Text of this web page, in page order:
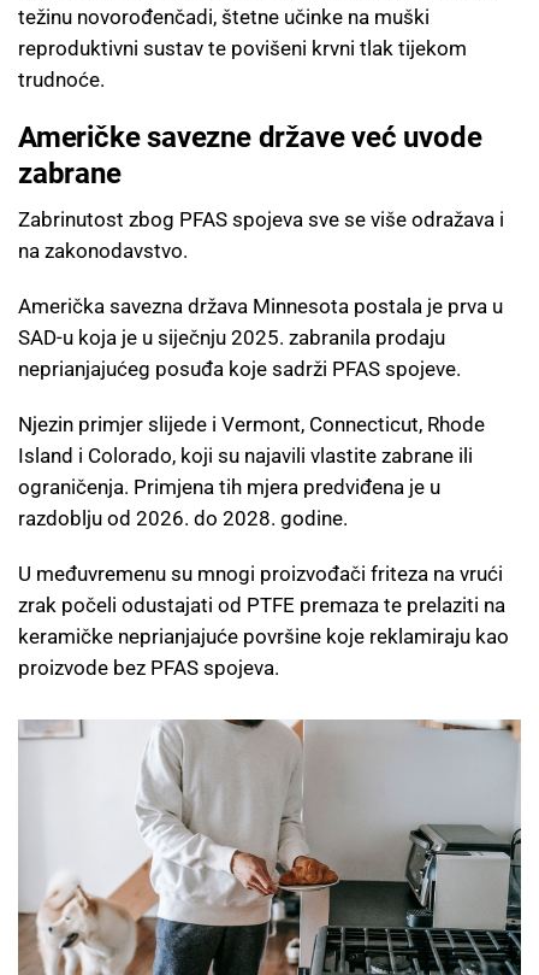
težinu novorođenčadi, štetne učinke na muški
reproduktivni sustav te povišeni krvni tlak tijekom
trudnoće.
Američke savezne države već uvode
zabrane
Zabrinutost zbog PFAS spojeva sve se više odražava i
na zakonodavstvo.
Američka savezna država Minnesota postala je prva u
SAD-u koja je u siječnju 2025. zabranila prodaju
neprianjajućeg posuđa koje sadrži PFAS spojeve.
Njezin primjer slijede i Vermont, Connecticut, Rhode
Island i Colorado, koji su najavili vlastite zabrane ili
ograničenja. Primjena tih mjera predviđena je u
razdoblju od 2026. do 2028. godine.
U međuvremenu su mnogi proizvođači friteza na vrući
zrak počeli odustajati od PTFE premaza te prelaziti na
keramičke neprianjajuće površine koje reklamiraju kao
proizvode bez PFAS spojeva.